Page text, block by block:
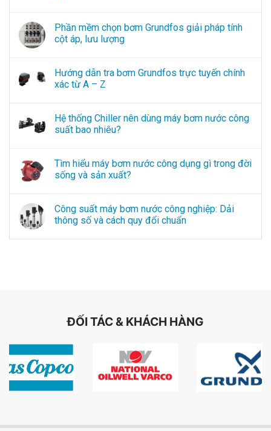
Phần mềm chọn bơm Grundfos giải pháp tính
cột áp, lưu lượng
Hướng dẫn tra bơm Grundfos trực tuyến chính
xác từ A – Z
Hệ thống Chiller nên dùng máy bơm nước công
suất bao nhiêu?
Tìm hiểu máy bơm nước công dụng gì trong đời
sống và sản xuất?
Công suất máy bơm nước công nghiệp: Dải
thông số và cách quy đổi chuẩn
ĐỐI TÁC & KHÁCH HÀNG